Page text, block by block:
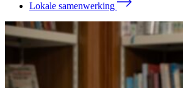
Lokale samenwerking